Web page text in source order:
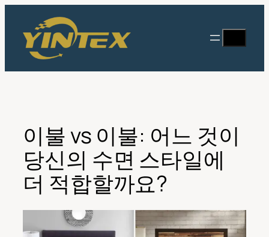
바
다
이불 vs 이불: 어느 것이
당신의 수면 스타일에
더 적합할까요?